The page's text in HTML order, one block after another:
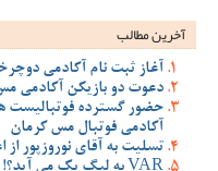
آخرین مطالب
آغاز ثبت نام آکادمی
دعوت دو بازیکن آکادمی
حضور گسترده فوتبالیست
آکادمی فوتبال مس کرمان
تسلیت به آقای نوروزپور